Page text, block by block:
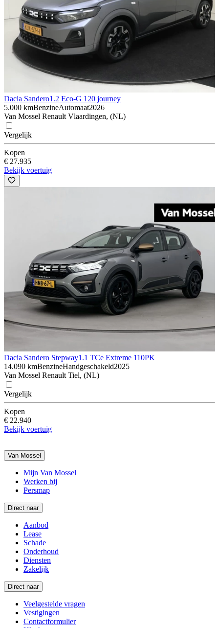
Dacia Sandero1.2 Eco-G 120 journey
5.000 kmBenzineAutomaat2026
Van Mossel Renault Vlaardingen, (NL)
Vergelijk
Kopen
€ 27.935
Bekijk voertuig
Dacia Sandero Stepway1.1 TCe Extreme 110PK
14.090 kmBenzineHandgeschakeld2025
Van Mossel Renault Tiel, (NL)
Vergelijk
Kopen
€ 22.940
Bekijk voertuig
Van Mossel
Mijn Van Mossel
Werken bij
Persmap
Direct naar
Aanbod
Lease
Schade
Onderhoud
Diensten
Zakelijk
Direct naar
Veelgestelde vragen
Vestigingen
Contactformulier